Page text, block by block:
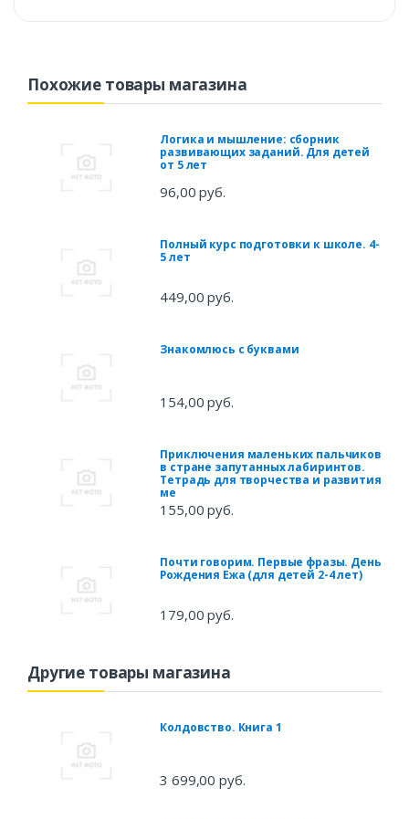
Похожие товары магазина
Логика и мышление: сборник
развивающих заданий. Для детей
от 5 лет
96,00 руб.
Полный курс подготовки к школе. 4-
5 лет
449,00 руб.
Знакомлюсь с буквами
154,00 руб.
Приключения маленьких пальчиков
в стране запутанных лабиринтов.
Тетрадь для творчества и развития
ме
155,00 руб.
Почти говорим. Первые фразы. День
Рождения Ежа (для детей 2-4 лет)
179,00 руб.
Другие товары магазина
Колдовство. Книга 1
3 699,00 руб.